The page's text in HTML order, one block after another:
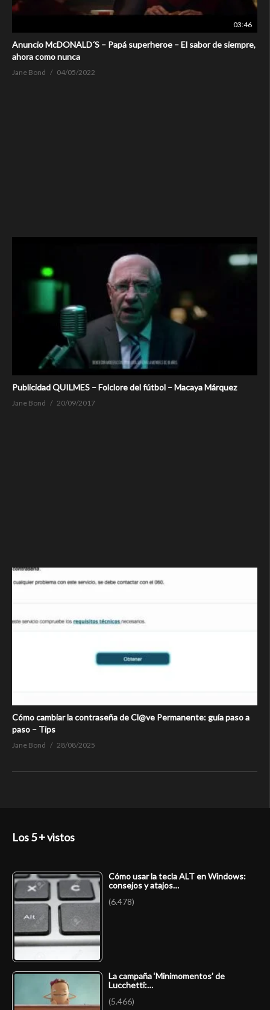
03:46
Anuncio McDONALD´S – Papá superheroe – El sabor de siempre,
ahora como nunca
Jane Bond 04/05/2022
Publicidad QUILMES – Folclore del fútbol – Macaya Márquez
Jane Bond 20/09/2017
Cómo cambiar la contraseña de Cl@ve Permanente: guía paso a
paso – Tips
Jane Bond 28/08/2025
Los 5 + vistos
Cómo usar la tecla ALT en Windows:
consejos y atajos…
(6.478)
La campaña ‘Minimomentos’ de
Lucchetti:…
(5.466)